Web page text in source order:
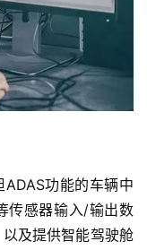
功能的车辆中
传感器输入/输出数
及提供智能驾驶舱